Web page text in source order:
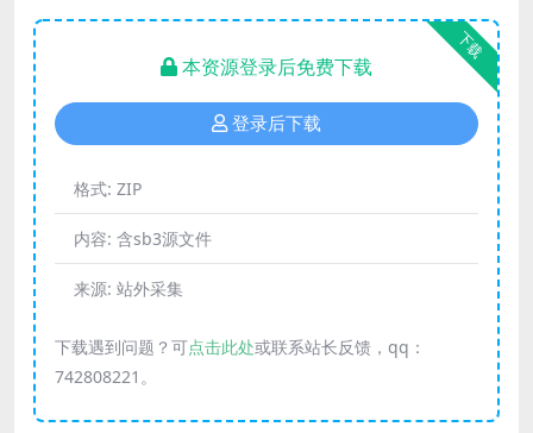
下载
本资源登录后免费下载
登录后下载
格式: ZIP
内容: 含sb3源文件
来源: 站外采集
下载遇到问题？可点击此处或联系站长反馈，qq：
742808221。